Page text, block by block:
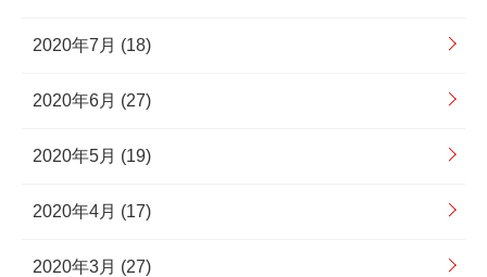
2020年7月 (18)
2020年6月 (27)
2020年5月 (19)
2020年4月 (17)
2020年3月 (27)